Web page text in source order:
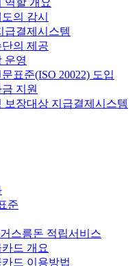
역할 개요
의 감시
급결제시스템
의 제공
운영
표준(ISO 20022) 도입
지원
보장대상 지급결제시스템
준
스름돈 적립서비스
드 개요
드 이용방법